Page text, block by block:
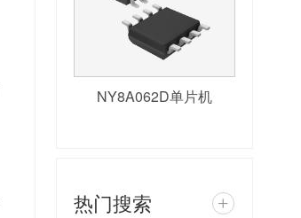
NY8A062D单片机
热门搜索 +